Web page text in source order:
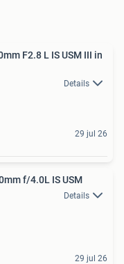
F2.8 L IS USM III in
Details
29 jul 26
f/4.0L IS USM
Details
29 jul 26